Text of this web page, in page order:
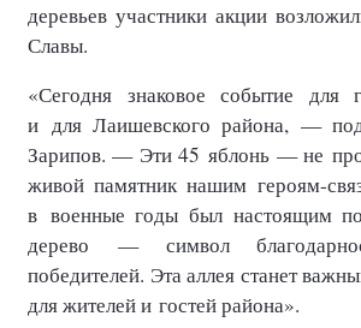
деревьев участники акции
Славы.
«Сегодня знаковое событие для
и для Лаишевского района, —
Зарипов. — Эти 45 яблонь — не
живой памятник нашим героям-
в военные годы был настоящим
дерево — символ
победителей. Эта аллея станет
для жителей и гостей района».